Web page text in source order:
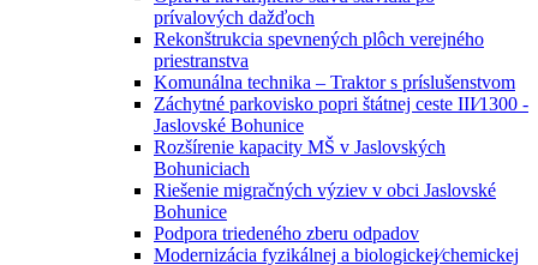
prívalových dažďoch
Rekonštrukcia spevnených plôch verejného
priestranstva
Komunálna technika – Traktor s príslušenstvom
Záchytné parkovisko popri štátnej ceste III⁄1300 -
Jaslovské Bohunice
Rozšírenie kapacity MŠ v Jaslovských
Bohuniciach
Riešenie migračných výziev v obci Jaslovské
Bohunice
Podpora triedeného zberu odpadov
Modernizácia fyzikálnej a biologickej⁄chemickej